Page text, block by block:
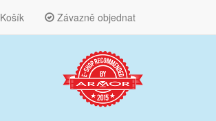
Košík Závazně objednat